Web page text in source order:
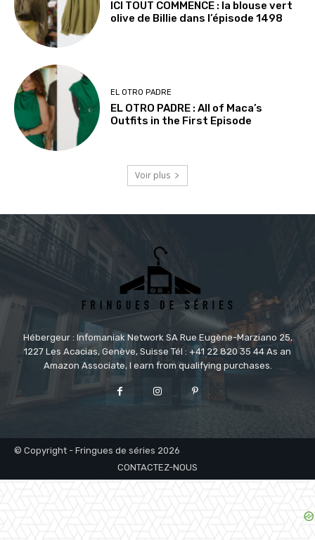
ICI TOUT COMMENCE : la blouse vert
olive de Billie dans l’épisode 1498
EL OTRO PADRE
EL OTRO PADRE : All of Maca’s
Outfits in the First Episode
Voir plus
Hébergeur : Infomaniak Network SA Rue Eugène-Marziano 25,
1227 Les Acacias, Genève, Suisse Tél : +41 22 820 35 44 As an
Amazon Associate, I earn from qualifying purchases.
© Copyright - Fringues de séries 2026
CONTACTEZ-NOUS